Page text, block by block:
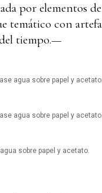
por elementos de
temático con
tiempo.—
agua sobre papel y acetato.
agua sobre papel y acetato.
sobre papel y acetato.